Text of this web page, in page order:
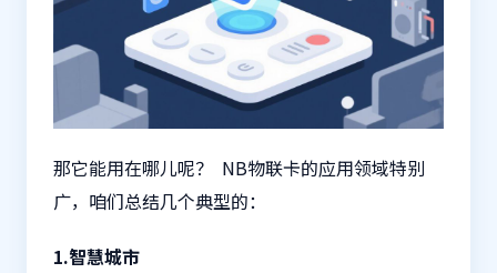
那它能用在哪儿呢？ NB物联卡的应用领域特别
广，咱们总结几个典型的：
1.智慧城市